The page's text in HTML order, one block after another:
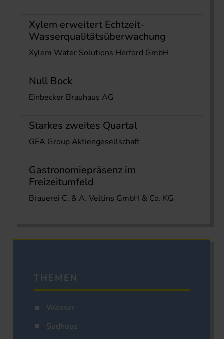
Xylem erweitert Echtzeit-
Wasserqualitätsüberwachung
Xylem Water Solutions Herford GmbH
Null Bock
Einbecker Brauhaus AG
Starkes zweites Quartal
GEA Group Aktiengesellschaft
Gastronomiepräsenz im
Freizeitumfeld
Brauerei C. & A. Veltins GmbH & Co. KG
THEMEN
Wasser
Sudhaus